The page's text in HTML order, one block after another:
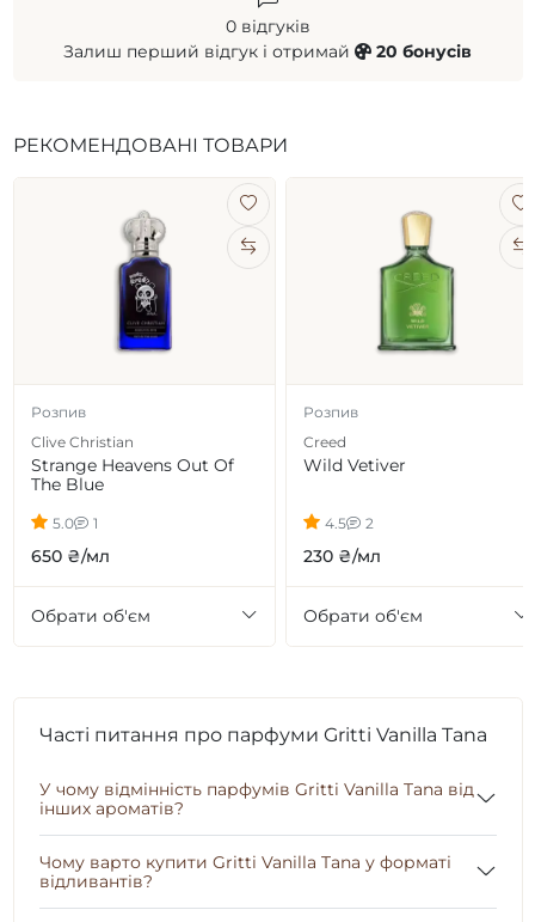
0 відгуків
Залиш перший відгук і отримай
20 бонусів
РЕКОМЕНДОВАНІ ТОВАРИ
Розпив
Clive Christian
Strange Heavens Out Of
The Blue
5.0 1
650 ₴/мл
Обрати об'єм
Розпив
Creed
Wild Vetiver
4.5 2
230 ₴/мл
Обрати об'єм
Часті питання про парфуми Gritti Vanilla Tana
У чому відмінність парфумів Gritti Vanilla Tana від
інших ароматів?
Чому варто купити Gritti Vanilla Tana у форматі
відливантів?